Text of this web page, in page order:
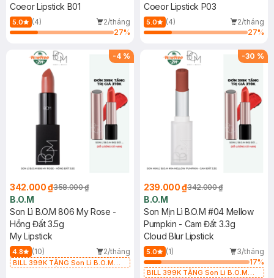
Coeor Lipstick B01
5.0 (4)
2/tháng
27%
Coeor Lipstick P03
5.0 (4)
2/tháng
27%
-4 %
342.000 ₫358.000 ₫
B.O.M
Son Lì B.O.M 806 My Rose -
Hồng Đất 3.5g
My Lipstick
4.8 (10) 2/tháng
BILL 399K TẶNG Son Lì B.O.M
-30 %
239.000 ₫342.000 ₫
B.O.M
Son Mịn Lì B.O.M #04 Mellow
Pumpkin - Cam Đất 3.3g
Cloud Blur Lipstick
5.0 (1)
3/tháng
17%
BILL 399K TẶNG Son Lì B.O.M